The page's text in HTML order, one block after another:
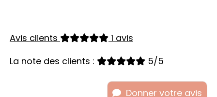
Avis clients
1 avis
La note des clients :
5/5
Donner votre avis